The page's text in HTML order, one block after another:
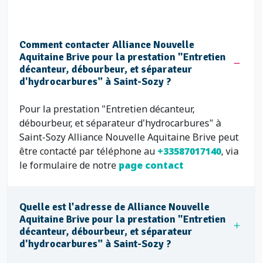
Comment contacter Alliance Nouvelle
Aquitaine Brive pour la prestation "Entretien
décanteur, débourbeur, et séparateur
d'hydrocarbures" à Saint-Sozy ?
Pour la prestation "Entretien décanteur,
débourbeur, et séparateur d'hydrocarbures" à
Saint-Sozy Alliance Nouvelle Aquitaine Brive peut
être contacté par téléphone au +33587017140, via
le formulaire de notre page contact
Quelle est l'adresse de Alliance Nouvelle
Aquitaine Brive pour la prestation "Entretien
décanteur, débourbeur, et séparateur
d'hydrocarbures" à Saint-Sozy ?